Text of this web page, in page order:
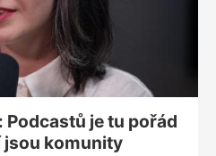
Podcastů je tu pořád
jsou komunity